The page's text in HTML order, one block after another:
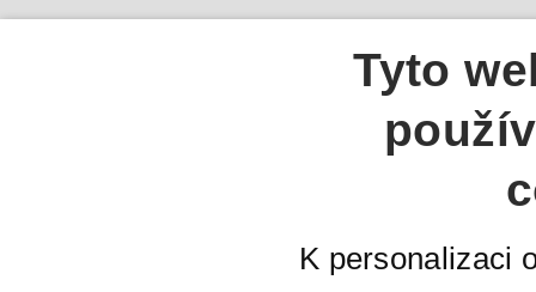
Tyto
K personalizaci